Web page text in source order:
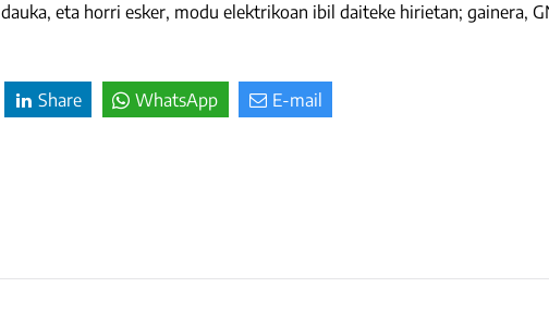
eta horri esker, modu elektrikoan ibil daiteke hirietan; gainera,
Share WhatsApp E-mail